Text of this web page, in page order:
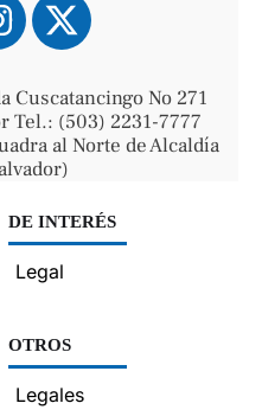
Cuscatancingo No 271
Tel.: (503) 2231-7777
al Norte de Alcaldía
DE INTERÉS
Legal
OTROS
Legales